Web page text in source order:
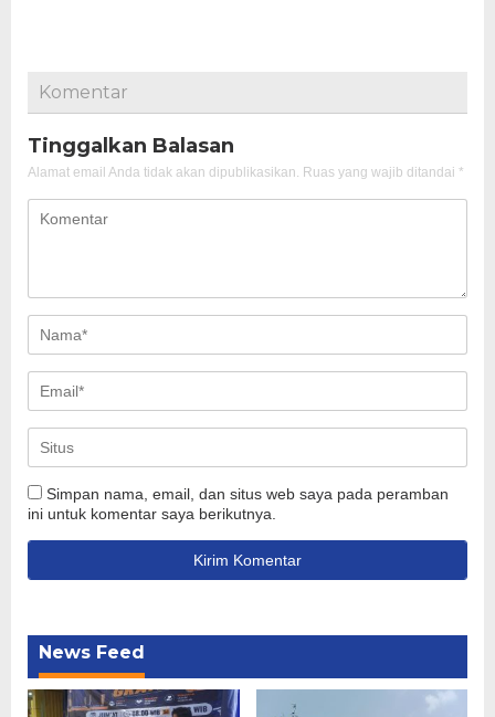
Komentar
Tinggalkan Balasan
Alamat email Anda tidak akan dipublikasikan. Ruas yang wajib ditandai *
Simpan nama, email, dan situs web saya pada peramban
ini untuk komentar saya berikutnya.
News Feed